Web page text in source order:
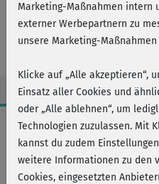
Aktive Pause -
Workout-Facts
leicht
1 Min
Marketing-Maßnahmen intern
externer Werbepartnern zu
unsere Marketing-
Klicke auf „Alle akzeptieren“,
Einsatz aller Cookies und
oder „Alle ablehnen“, um
Technologien zuzulassen. Mit
kannst du zudem
weitere Informationen zu den
Cookies, eingesetzten